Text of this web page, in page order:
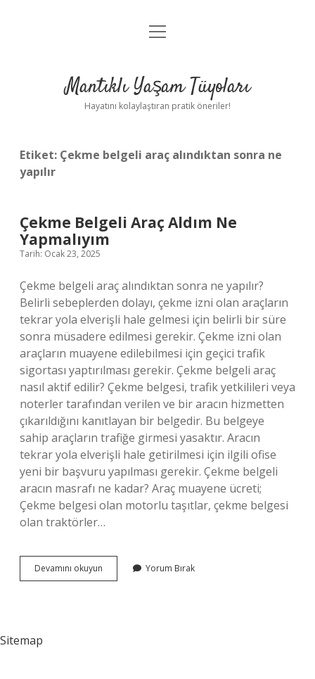
Anasayfa
Yasal Uyarı
menüyü
Mantıklı Yaşam Tüyoları
Hayatını kolaylaştıran pratik öneriler!
Etiket: Çekme belgeli araç alındıktan sonra ne
yapılır
Çekme Belgeli Araç Aldım Ne
Yapmalıyım
Tarih: Ocak 23, 2025
Çekme belgeli araç alındıktan sonra ne yapılır?
Belirli sebeplerden dolayı, çekme izni olan araçların
tekrar yola elverişli hale gelmesi için belirli bir süre
sonra müsadere edilmesi gerekir. Çekme izni olan
araçların muayene edilebilmesi için geçici trafik
sigortası yaptırılması gerekir. Çekme belgeli araç
nasıl aktif edilir? Çekme belgesi, trafik yetkilileri veya
noterler tarafından verilen ve bir aracın hizmetten
çıkarıldığını kanıtlayan bir belgedir. Bu belgeye
sahip araçların trafiğe girmesi yasaktır. Aracın
tekrar yola elverişli hale getirilmesi için ilgili ofise
yeni bir başvuru yapılması gerekir. Çekme belgeli
aracın masrafı ne kadar? Araç muayene ücreti;
Çekme belgesi olan motorlu taşıtlar, çekme belgesi
olan traktörler…
Devamını okuyun
Belgeli
Yorum Bırak
Sitemap